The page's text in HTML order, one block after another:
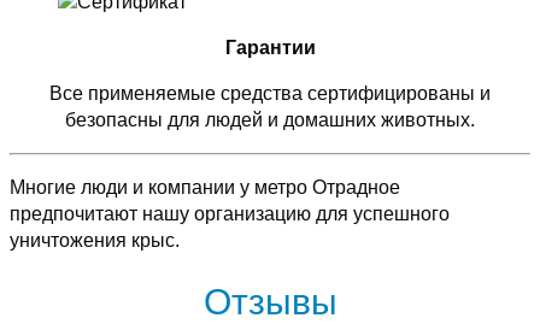
Гарантии
Все применяемые средства сертифицированы и
безопасны для людей и домашних животных.
Многие люди и компании у метро Отрадное
предпочитают нашу организацию для успешного
уничтожения крыс.
Отзывы